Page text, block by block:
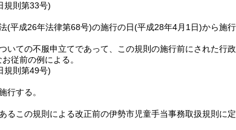
規則第33号)
(平成26年法律第68号)の施行の日(平成28年4月1日)から施行
いての不服申立てであって、この規則の施行前にされた行
従前の例による。
規則第49号)
行する。
るこの規則による改正前の伊勢市児童手当事務取扱規則に